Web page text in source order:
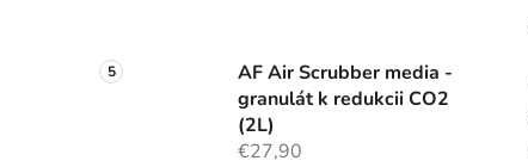
AF Air Scrubber media -
granulát k redukcii CO2
(2L)
€27,90